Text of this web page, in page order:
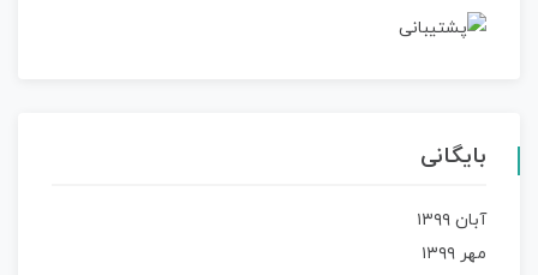
بایگانی
آبان ۱۳۹۹
مهر ۱۳۹۹